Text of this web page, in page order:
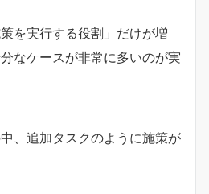
を実行する役割」だけが増
なケースが非常に多いのが実
、追加タスクのように施策が